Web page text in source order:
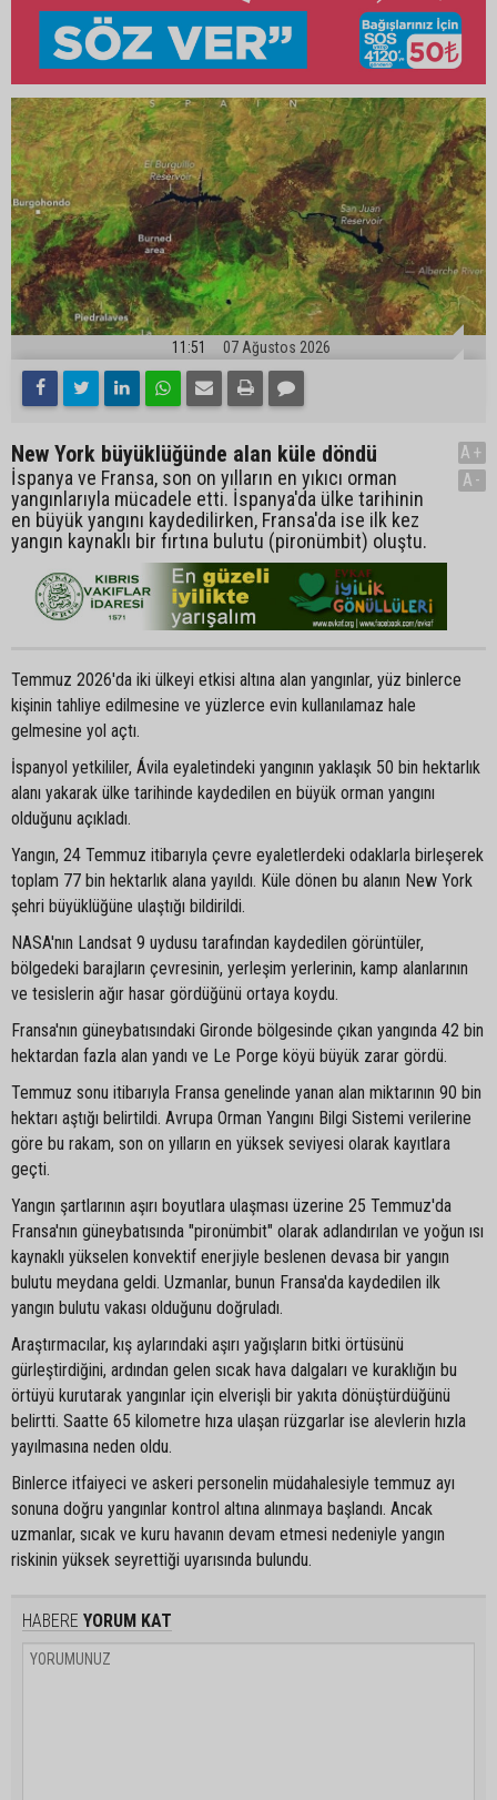
11:51 07 Ağustos 2026
New York büyüklüğünde alan küle döndü
İspanya ve Fransa, son on yılların en yıkıcı orman
yangınlarıyla mücadele etti. İspanya'da ülke tarihinin
en büyük yangını kaydedilirken, Fransa'da ise ilk kez
yangın kaynaklı bir fırtına bulutu (pironümbit) oluştu.
A+
A-
Temmuz 2026'da iki ülkeyi etkisi altına alan yangınlar, yüz binlerce
kişinin tahliye edilmesine ve yüzlerce evin kullanılamaz hale
gelmesine yol açtı.
İspanyol yetkililer, Ávila eyaletindeki yangının yaklaşık 50 bin hektarlık
alanı yakarak ülke tarihinde kaydedilen en büyük orman yangını
olduğunu açıkladı.
Yangın, 24 Temmuz itibarıyla çevre eyaletlerdeki odaklarla birleşerek
toplam 77 bin hektarlık alana yayıldı. Küle dönen bu alanın New York
şehri büyüklüğüne ulaştığı bildirildi.
NASA'nın Landsat 9 uydusu tarafından kaydedilen görüntüler,
bölgedeki barajların çevresinin, yerleşim yerlerinin, kamp alanlarının
ve tesislerin ağır hasar gördüğünü ortaya koydu.
Fransa'nın güneybatısındaki Gironde bölgesinde çıkan yangında 42 bin
hektardan fazla alan yandı ve Le Porge köyü büyük zarar gördü.
Temmuz sonu itibarıyla Fransa genelinde yanan alan miktarının 90 bin
hektarı aştığı belirtildi. Avrupa Orman Yangını Bilgi Sistemi verilerine
göre bu rakam, son on yılların en yüksek seviyesi olarak kayıtlara
geçti.
Yangın şartlarının aşırı boyutlara ulaşması üzerine 25 Temmuz'da
Fransa'nın güneybatısında "pironümbit" olarak adlandırılan ve yoğun ısı
kaynaklı yükselen konvektif enerjiyle beslenen devasa bir yangın
bulutu meydana geldi. Uzmanlar, bunun Fransa'da kaydedilen ilk
yangın bulutu vakası olduğunu doğruladı.
Araştırmacılar, kış aylarındaki aşırı yağışların bitki örtüsünü
gürleştirdiğini, ardından gelen sıcak hava dalgaları ve kuraklığın bu
örtüyü kurutarak yangınlar için elverişli bir yakıta dönüştürdüğünü
belirtti. Saatte 65 kilometre hıza ulaşan rüzgarlar ise alevlerin hızla
yayılmasına neden oldu.
Binlerce itfaiyeci ve askeri personelin müdahalesiyle temmuz ayı
sonuna doğru yangınlar kontrol altına alınmaya başlandı. Ancak
uzmanlar, sıcak ve kuru havanın devam etmesi nedeniyle yangın
riskinin yüksek seyrettiği uyarısında bulundu.
HABERE YORUM KAT